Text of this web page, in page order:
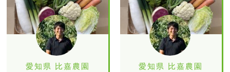
愛知県 比嘉農園 愛知県 比嘉農園